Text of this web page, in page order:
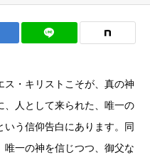
・キリストこそが、真の神
、人として来られた、唯一の
う信仰告白にあります。同
一の神を信じつつ、御父な